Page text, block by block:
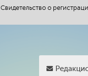
Свидетельство о